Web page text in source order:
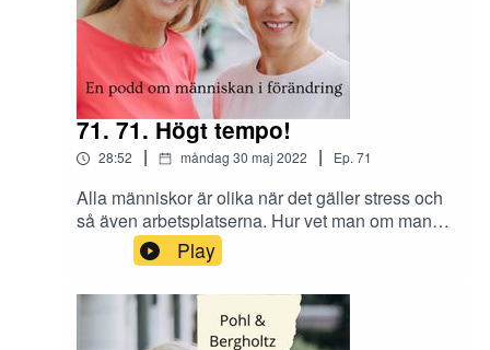
71. 71. Högt tempo!
28:52 | måndag 30 maj 2022 | Ep. 71
Alla människor är olika när det gäller stress och
så även arbetsplatserna. Hur vet man om man
har för mycket på jobbet och hur hanterar man ett
högt tempo? Många kan känna igen sig i rädslan
för förändring där det är lätt att skapa
katastroftankar. Kan det vara dags att prata om
konsekvenserna av att inte våga istället?
Play